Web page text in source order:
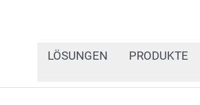
LÖSUNGEN PRODUKTE